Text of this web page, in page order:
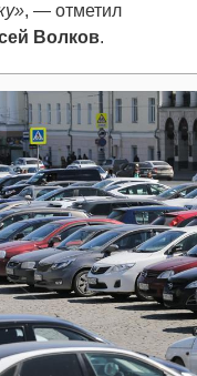
, — отметил
Волков.